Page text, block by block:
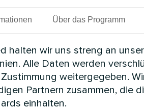
Über das Programm
halten wir uns streng an
Alle Daten werden
weitergegeben.
Partnern zusammen, die
einhalten.